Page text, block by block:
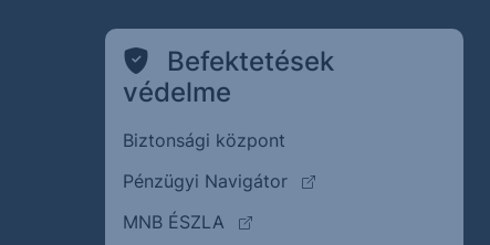
Befektetések
védelme
Biztonsági központ
Pénzügyi Navigátor
(külső oldalra ugrik)
MNB ÉSZLA
(külső oldalra ugrik)